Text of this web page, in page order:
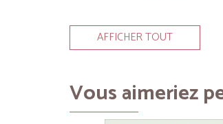
AFFICHER TOUT
Vous aimeriez